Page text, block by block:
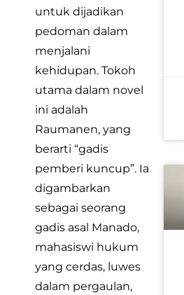
untuk dijadikan
pedoman dalam
menjalani
kehidupan. Tokoh
utama dalam novel
ini adalah
Raumanen, yang
berarti “gadis
pemberi kuncup”. Ia
digambarkan
sebagai seorang
gadis asal Manado,
mahasiswi hukum
yang cerdas, luwes
dalam pergaulan,